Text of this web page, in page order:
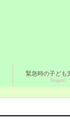
緊急時の子ども
Support